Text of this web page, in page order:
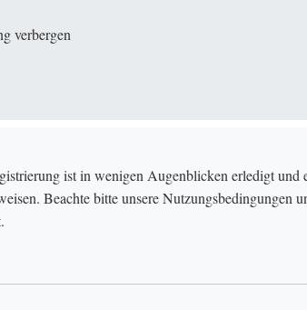
verbergen
ist in wenigen Augenblicken erledigt
Beachte bitte unsere Nutzungsbedingungen